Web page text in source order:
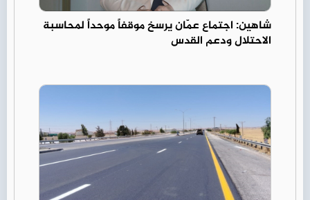
شاهين: اجتماع عمّان يرسخ موقفاً موحداً لمحاسبة
الاحتلال ودعم القدس